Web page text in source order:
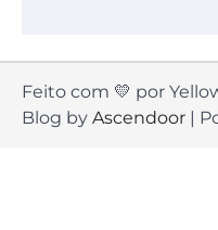
Feito com 💛 por
Blog by Ascendoor |